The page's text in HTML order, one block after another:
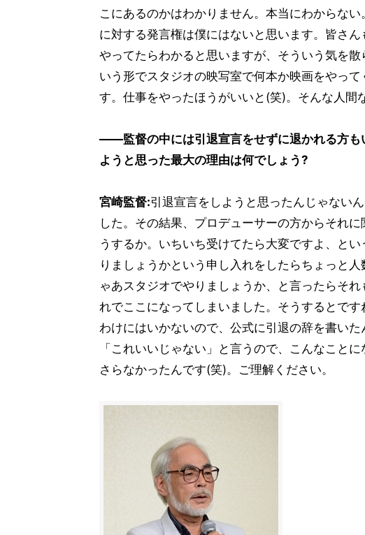
こにあるのかはわかりません。本当にわからな
に対する発言権は僕にはないと思います。皆さ
やってたらわかると思いますが、そういう気を
いう形でスタジオの映写室で何本か映画をやっ
す。仕事をやったほうがいいと(笑)。そんな人間
――監督の中には引退宣言をせずに退かれる方も
ようと思った最大の理由は何でしょう?
宮崎監督:引退宣言をしようと思ったんじゃない
した。その結果、プロデューサーの方からそれ
うするか。いちいち受けてたら大変ですよ、と
りましょうかという申し入れをしたらちょっと
ゃあスタジオでやりましょうか、と言ったらそ
れでここになってしまいました。そうするとで
わけにはいかないので、公式に引退の辞を書い
「これいいじゃない」と言うので、こんなこと
さらなかったんです(笑)。ご理解ください。